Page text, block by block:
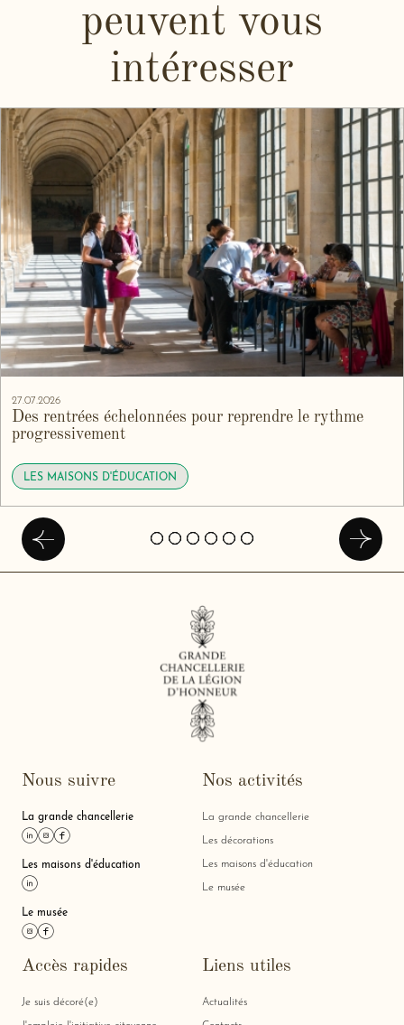
peuvent vous
intéresser
27.07.2026
Des rentrées échelonnées pour reprendre le rythme
progressivement
LES MAISONS D'ÉDUCATION
Précédent
Nous suivre
La grande chancellerie
Lien linkedin
Lien instagram
Les maisons d'éducation
Le musée
Lien instagram
Nos activités
La grande chancellerie
Les décorations
Les maisons d'éducation
Le musée
Accès rapides
Je suis décoré(e)
Liens utiles
Actualités